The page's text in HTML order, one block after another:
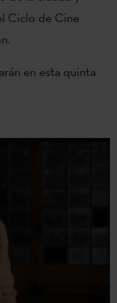
Ciclo de Cine
en esta quinta